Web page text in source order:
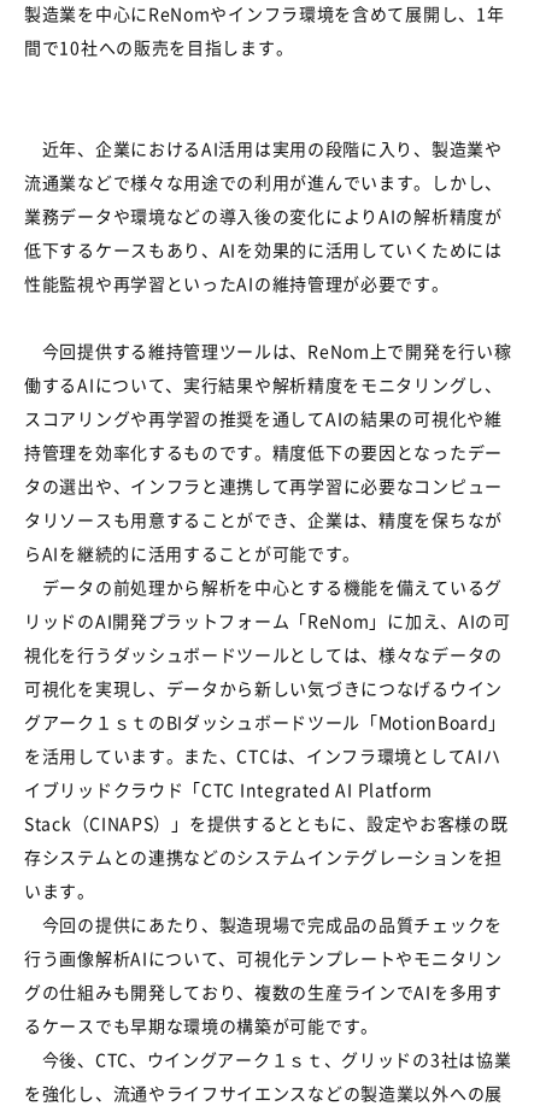
製造業を中心にReNomやインフラ環境を含めて展開し、 1年
間で10社への販売を目指します。
近年、企業におけるAI活用は実用の段階に入り、製造業や
流通業などで様々な用途での利用が進んでいます。しかし、
業務データや環境などの導入後の変化により AIの解析精度が
低下するケースもあり、 AIを効果的に活用していくためには
性能監視や再学習といったAIの維持管理が必要です。
今回提供する維持管理ツールは、 ReNom 上で開発を行い稼
働するAIについて、実行結果や解析精度をモニタリングし、
スコアリングや再学習の推奨を通してAIの結果の可視化や維
持管理を効率化するものです。精度低下の要因となったデー
タの選出や、インフラと連携して再学習に必要なコンピュー
タリソースも用意することができ、企業は、精度を保ちなが
らAIを継続的に活用することが可能です。
データの前処理から解析を中心とする機能を備えているグ
リッドのAI開発プラットフォーム「ReNom 」に加え、 AIの可
視化を行うダッシュボードツールとしては、様々なデータの
可視化を実現し、データから新しい気づきにつなげるウイン
グアーク１ｓｔのBIダッシュボードツール「MotionBoard 」
を活用しています。また、CTCは、インフラ環境としてAIハ
イブリッドクラウド「CTC Integrated AI Platform
Stack （CINAPS）」を提供するとともに、設定やお客様の既
存システムとの連携などのシステムインテグレーションを担
います。
今回の提供にあたり、製造現場で完成品の品質チェックを
行う画像解析AIについて、可視化テンプレートやモニタリン
グの仕組みも開発しており、複数の生産ラインでAIを多用す
るケースでも早期な環境の構築が可能です。
今後、 CTC、ウイングアーク１ｓｔ、グリッドの3社は協業
を強化し、流通やライフサイエンスなどの製造業以外への展